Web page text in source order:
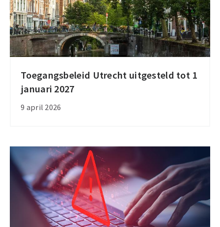
Toegangsbeleid Utrecht uitgesteld tot 1
januari 2027
9 april 2026
Toegangsbeleid
Utrecht
uitgesteld
januari